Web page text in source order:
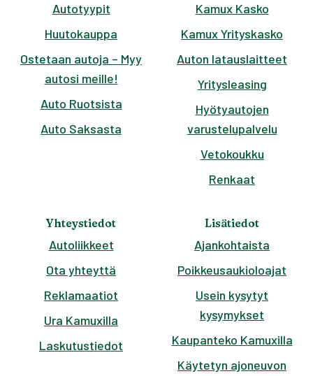
Autotyypit
Huutokauppa
Ostetaan autoja – Myy
autosi meille!
Auto Ruotsista
Auto Saksasta
Kamux Kasko
Kamux Yrityskasko
Auton latauslaitteet
Yritysleasing
Hyötyautojen
varustelupalvelu
Vetokoukku
Renkaat
Yhteystiedot
Autoliikkeet
Ota yhteyttä
Reklamaatiot
Ura Kamuxilla
Laskutustiedot
Lisätiedot
Ajankohtaista
Poikkeusaukioloajat
Usein kysytyt
kysymykset
Kaupanteko Kamuxilla
Käytetyn ajoneuvon